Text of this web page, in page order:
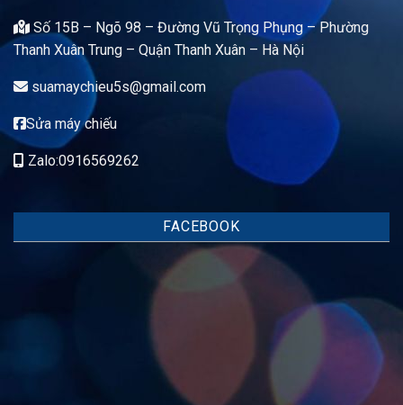
Số 15B – Ngõ 98 – Đường Vũ Trọng Phụng – Phường
Thanh Xuân Trung – Quận Thanh Xuân – Hà Nội
suamaychieu5s@gmail.com
Sửa máy chiếu
Zalo:0916569262
FACEBOOK